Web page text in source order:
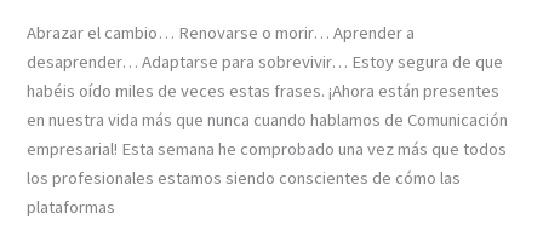
Abrazar el cambio… Renovarse o morir… Aprender a
desaprender… Adaptarse para sobrevivir… Estoy segura de que
habéis oído miles de veces estas frases. ¡Ahora están presentes
en nuestra vida más que nunca cuando hablamos de Comunicación
empresarial! Esta semana he comprobado una vez más que todos
los profesionales estamos siendo conscientes de cómo las
plataformas